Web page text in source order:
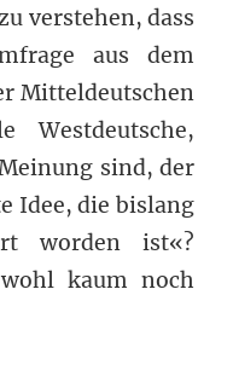
verstehen, dass
aus dem
Mitteldeutschen
Westdeutsche,
sind, der
Idee, die bislang
worden ist«?
kaum noch